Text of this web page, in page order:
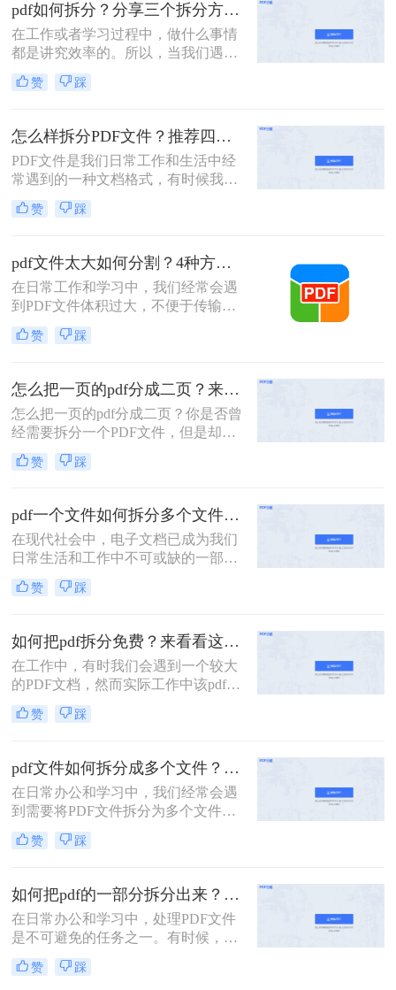
有页面，不如精准地提取所需部分，
这样既高效又专业。
pdf如何拆分？分享三个拆分方法！
在工作或者学习过程中，做什么事情
都是讲究效率的。所以，当我们遇到
内容又多篇幅又长的PDF文件时，根
本来不及花太多时间去仔细阅读，这
多个文件以便我们快速查阅。那么有
没有更加简便高效的方法可以让我们
实现这一操作呢？今天我就推荐三个
实用的方法来教你pdf如何拆分，让你
快速提高文件处理效率。
赞 踩
怎么样拆分PDF文件？推荐四个拆分PDF方法！
PDF文件是我们日常工作和生活中经
常遇到的一种文档格式，有时候我们
需要对PDF文件进行拆分，以便更好
地管理和处理。本文将为您详细介绍
理和使用。
赞 踩
pdf文件太大如何分割？4种方法教你如何快速拆分！
在日常工作和学习中，我们经常会遇
到PDF文件体积过大，不便于传输或
管理的情况。此时，将PDF文件分割
成多个较小的文件就显得尤为重要。
详细介绍几种常用的PDF文件分割方
法，帮助用户轻松应对大体积PDF文
件的处理难题。
赞 踩
怎么把一页的pdf分成二页？来看看这3个PDF拆分方法！
怎么把一页的pdf分成二页？你是否曾
经需要拆分一个PDF文件，但是却不
知道该如何下手？PDF是一种常用的
文件格式，但是在某些情况下，我们
绍几种简单的方法，帮助你轻松拆分
PDF文件。
赞 踩
pdf一个文件如何拆分多个文件？教你4招高效又简单！
在现代社会中，电子文档已成为我们
日常生活和工作中不可或缺的一部
分。而PDF文件是最常见和流行的电
子文档格式之一。但有时我们可能会
型的PDF文件拆分成多个小文件，以
便更方便地阅读、共享或打印。 那
么，pdf一个文件如何拆分多个文件
呢？下面我将为您详细介绍几种简单
有效的方法。
赞 踩
如何把pdf拆分免费？来看看这2个PDF拆分方法！
在工作中，有时我们会遇到一个较大
的PDF文档，然而实际工作中该pdf文
档的内容是分模块处理的。这时我们
就可以使用PDF拆分功能，将整个
文档，方便工作中文档的传输处理和
重要内容的查找。下面我们就将介绍
如何把pdf拆分免费方法，希望能给读
者的工作带来方便。
赞 踩
pdf文件如何拆分成多个文件？这三种方法教你轻松拆分！
在日常办公和学习中，我们经常会遇
到需要将PDF文件拆分为多个文件的
需求。无论是为了方便分享、减小文
件大小，还是为了将不同章节或内容
有用的技能。那么PDF文件如何拆分
成多个文件呢？本文将介绍三种常用
的方法，帮助你轻松拆分PDF文件。
赞 踩
如何把pdf的一部分拆分出来？这3种分割方法很简单！
在日常办公和学习中，处理PDF文件
是不可避免的任务之一。有时候，我
们需要从一份PDF文件中提取出某一
部分内容，以便与他人分享或用于其
赞 踩